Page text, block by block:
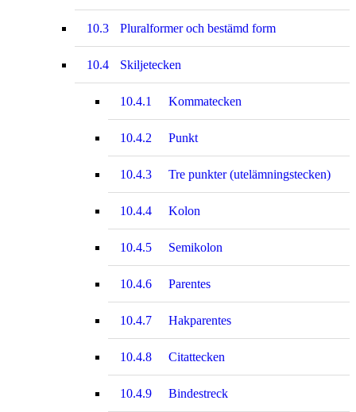
10.3 Pluralformer och bestämd form
10.4 Skiljetecken
10.4.1 Kommatecken
10.4.2 Punkt
10.4.3 Tre punkter (utelämningstecken)
10.4.4 Kolon
10.4.5 Semikolon
10.4.6 Parentes
10.4.7 Hakparentes
10.4.8 Citattecken
10.4.9 Bindestreck